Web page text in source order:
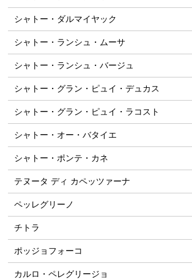
シャトー・ダルマイヤック
シャトー・ランシュ・ムーサ
シャトー・ランシュ・バージュ
シャトー・グラン・ピュイ・デュカス
シャトー・グラン・ピュイ・ラコスト
シャトー・オー・バタイエ
シャトー・ポンテ・カネ
テヌータ ディ カペッツァーナ
ペッレグリーノ
チトラ
ポッジョフォーコ
カルロ・ペレグリージョ